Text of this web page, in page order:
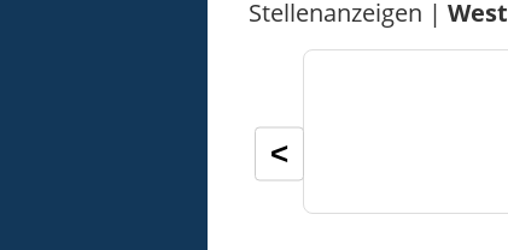
Stellenanzeigen |
<